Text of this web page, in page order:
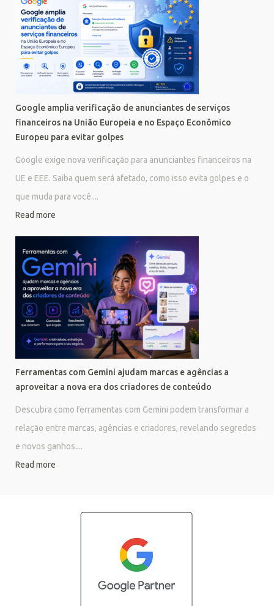
Google amplia verificação de anunciantes de serviços
financeiros na União Europeia e no Espaço Econômico
Europeu para evitar golpes
Google exige nova verificação para anunciantes financeiros na
UE e EEE. Saiba quem será afetado, como isso evita golpes e o
que muda para você....
Read more
Ferramentas com Gemini ajudam marcas e agências a
aproveitar a nova era dos criadores de conteúdo
Descubra como ferramentas com Gemini podem transformar a
relação entre marcas, agências e criadores, revelando segredos
e novos ganhos....
Read more